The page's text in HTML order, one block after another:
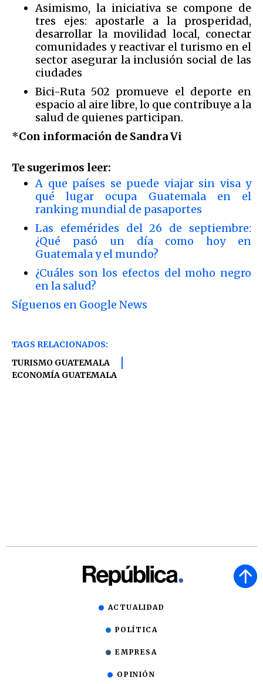
Asimismo, la iniciativa se compone de
tres ejes: apostarle a la prosperidad,
desarrollar la movilidad local, conectar
comunidades y reactivar el turismo en el
sector asegurar la inclusión social de las
ciudades
Bici-Ruta 502 promueve el deporte en
espacio al aire libre, lo que contribuye a la
salud de quienes participan.
*Con información de Sandra Vi
Te sugerimos leer:
A que países se puede viajar sin visa y
qué lugar ocupa Guatemala en el
ranking mundial de pasaportes
Las efemérides del 26 de septiembre:
¿Qué pasó un día como hoy en
Guatemala y el mundo?
¿Cuáles son los efectos del moho negro
en la salud?
Síguenos en Google News
TAGS RELACIONADOS:
TURISMO GUATEMALA
ECONOMÍA GUATEMALA
ACTUALIDAD
POLÍTICA
EMPRESA
OPINIÓN